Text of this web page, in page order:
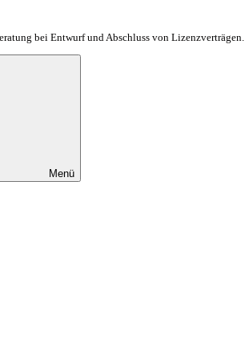
bei Entwurf und Abschluss von Lizenzverträgen.
Menü